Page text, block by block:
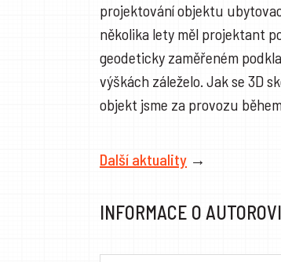
projektování objektu
několika lety měl projektant
geodeticky zaměřeném
výškách záleželo. Jak se 3D
objekt jsme za provozu
Další aktuality →
INFORMACE O